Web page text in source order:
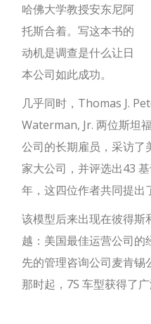
哈佛大学教授安东尼阿
托斯合着。写这本书的
动机是调查是什么让日
本公司如此成功。
几乎同时，Thomas J.
Waterman, Jr. 两位斯坦
公司的长期雇员，采访了
家大公司，并评选出43
年，这四位作者共同提出
该模型后来出现在彼得斯
越：美国最佳运营公司的
先的管理咨询公司麦肯锡
那时起，7S 车型获得了广